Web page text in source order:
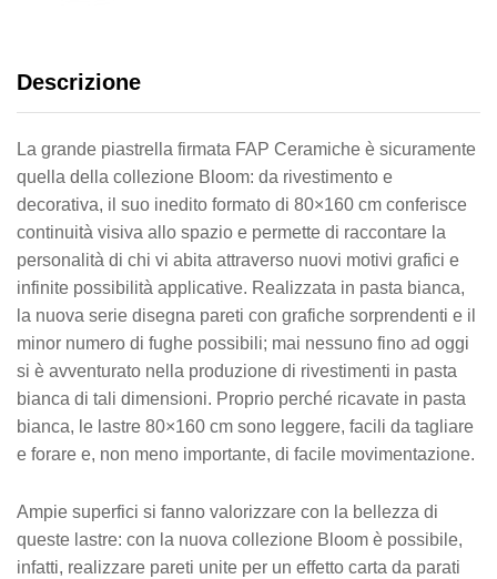
Descrizione
La grande piastrella firmata FAP Ceramiche è sicuramente
quella della collezione Bloom: da rivestimento e
decorativa, il suo inedito formato di 80×160 cm conferisce
continuità visiva allo spazio e permette di raccontare la
personalità di chi vi abita attraverso nuovi motivi grafici e
infinite possibilità applicative. Realizzata in pasta bianca,
la nuova serie disegna pareti con grafiche sorprendenti e il
minor numero di fughe possibili; mai nessuno fino ad oggi
si è avventurato nella produzione di rivestimenti in pasta
bianca di tali dimensioni. Proprio perché ricavate in pasta
bianca, le lastre 80×160 cm sono leggere, facili da tagliare
e forare e, non meno importante, di facile movimentazione.
Ampie superfici si fanno valorizzare con la bellezza di
queste lastre: con la nuova collezione Bloom è possibile,
infatti, realizzare pareti unite per un effetto carta da parati